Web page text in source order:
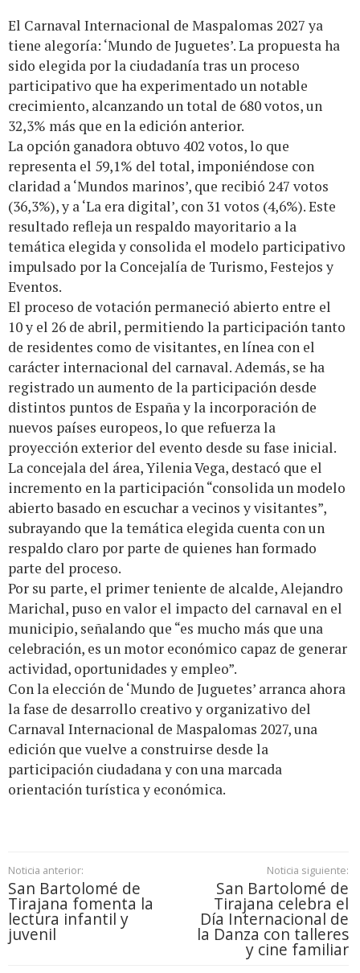
El Carnaval Internacional de Maspalomas 2027 ya
tiene alegoría: ‘Mundo de Juguetes’. La propuesta ha
sido elegida por la ciudadanía tras un proceso
participativo que ha experimentado un notable
crecimiento, alcanzando un total de 680 votos, un
32,3% más que en la edición anterior.
La opción ganadora obtuvo 402 votos, lo que
representa el 59,1% del total, imponiéndose con
claridad a ‘Mundos marinos’, que recibió 247 votos
(36,3%), y a ‘La era digital’, con 31 votos (4,6%). Este
resultado refleja un respaldo mayoritario a la
temática elegida y consolida el modelo participativo
impulsado por la Concejalía de Turismo, Festejos y
Eventos.
El proceso de votación permaneció abierto entre el
10 y el 26 de abril, permitiendo la participación tanto
de residentes como de visitantes, en línea con el
carácter internacional del carnaval. Además, se ha
registrado un aumento de la participación desde
distintos puntos de España y la incorporación de
nuevos países europeos, lo que refuerza la
proyección exterior del evento desde su fase inicial.
La concejala del área, Yilenia Vega, destacó que el
incremento en la participación “consolida un modelo
abierto basado en escuchar a vecinos y visitantes”,
subrayando que la temática elegida cuenta con un
respaldo claro por parte de quienes han formado
parte del proceso.
Por su parte, el primer teniente de alcalde, Alejandro
Marichal, puso en valor el impacto del carnaval en el
municipio, señalando que “es mucho más que una
celebración, es un motor económico capaz de generar
actividad, oportunidades y empleo”.
Con la elección de ‘Mundo de Juguetes’ arranca ahora
la fase de desarrollo creativo y organizativo del
Carnaval Internacional de Maspalomas 2027, una
edición que vuelve a construirse desde la
participación ciudadana y con una marcada
orientación turística y económica.
Noticia anterior:
San Bartolomé de
Tirajana fomenta la
lectura infantil y
juvenil
Noticia siguiente:
San Bartolomé de
Tirajana celebra el
Día Internacional de
la Danza con talleres
y cine familiar